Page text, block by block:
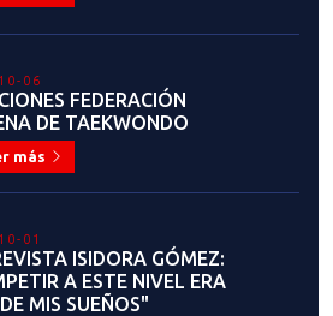
06
FEDERACIÓN
DE TAEKWONDO
más
01
ISIDORA GÓMEZ:
A ESTE NIVEL ERA
MIS SUEÑOS"